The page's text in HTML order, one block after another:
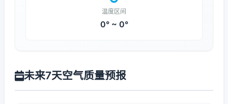
温度区间
0° ~ 0°
未来7天空气质量预报